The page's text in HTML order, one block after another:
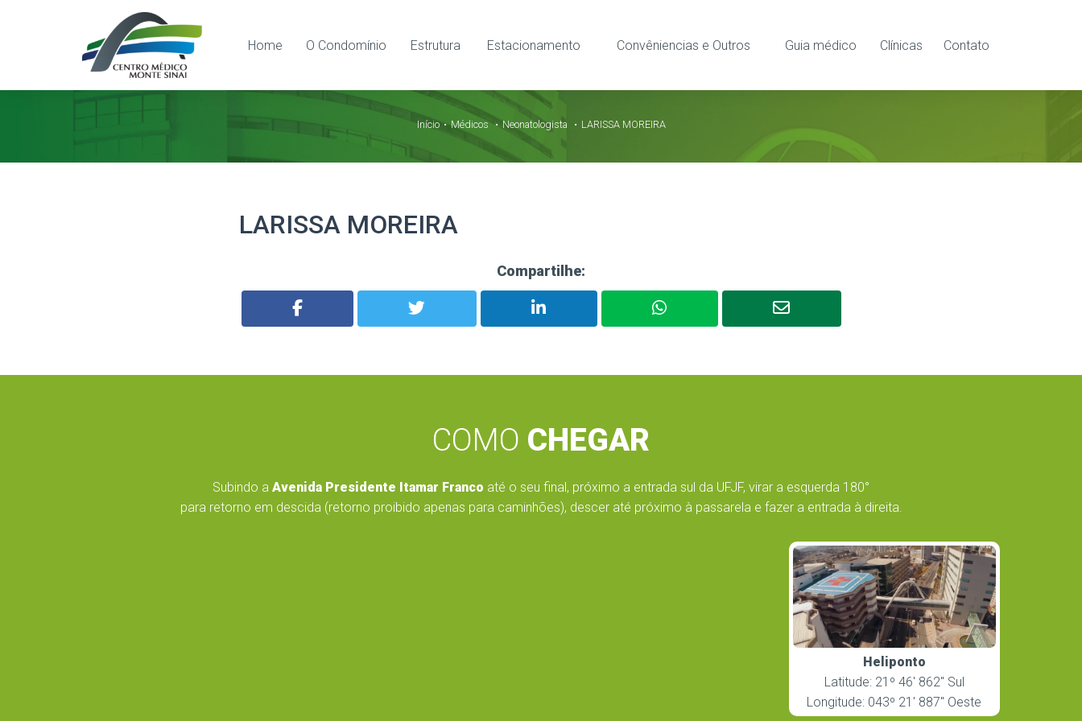
Home O Condomínio Estrutura Estacionamento Convêniencias e Outros Guia médico Clínicas Contato
Início Médicos Neonatologista LARISSA MOREIRA
LARISSA MOREIRA
Compartilhe:
COMO CHEGAR
Subindo a Avenida Presidente Itamar Franco até o seu final, próximo a entrada sul da UFJF, virar a esquerda 180°
para retorno em descida (retorno proibido apenas para caminhões), descer até próximo à passarela e fazer a entrada à direita.
Heliponto
Latitude: 21º 46′ 862″ Sul
Longitude: 043º 21′ 887″ Oeste